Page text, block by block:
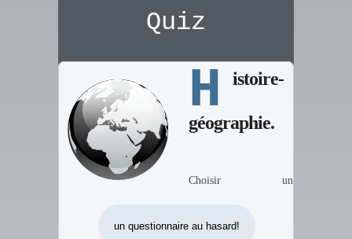
Quiz
H istoire-
géographie.
Choisir un